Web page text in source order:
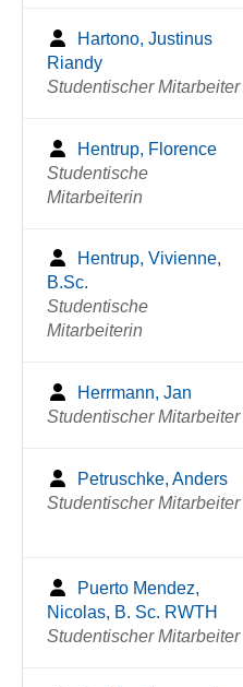
Hartono, Justinus
Riandy
Studentischer Mitarbeiter
Hentrup, Florence
Studentische
Mitarbeiterin
Hentrup, Vivienne,
B.Sc.
Studentische
Mitarbeiterin
Herrmann, Jan
Studentischer Mitarbeiter
Petruschke, Anders
Studentischer Mitarbeiter
Puerto Mendez,
Nicolas, B. Sc. RWTH
Studentischer Mitarbeiter